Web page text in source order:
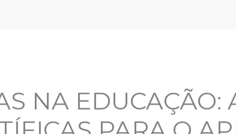
NA EDUCAÇÃO: